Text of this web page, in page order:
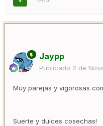
Jaypp
Publicado 2 de
Muy parejas y vigorosas
Suerte y dulces cosechas!